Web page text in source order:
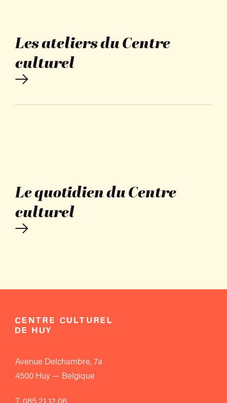
Les ateliers du Centre
culturel
Le quotidien du Centre
culturel
Avenue Delchambre, 7a
4500 Huy — Belgique